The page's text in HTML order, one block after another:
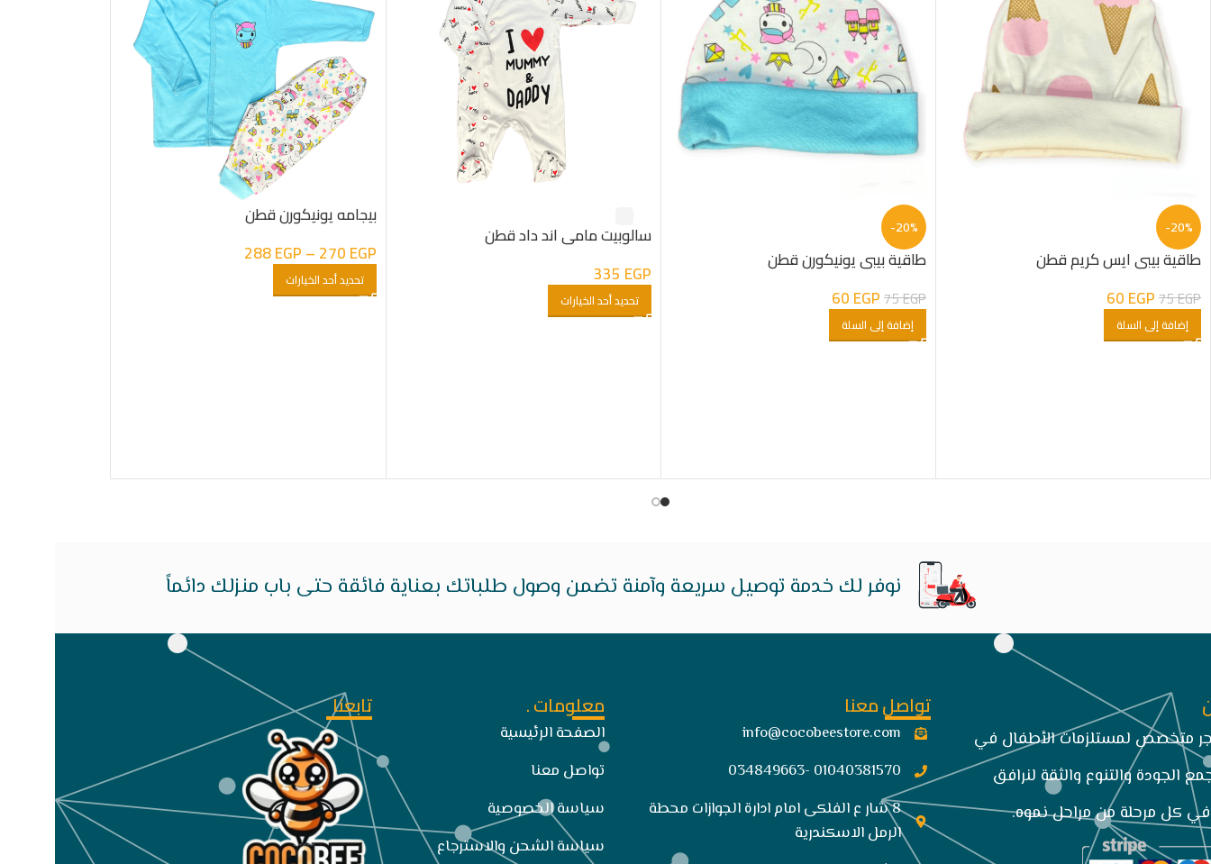
-20%
طاقية بيبى ايس كريم قطن
75EGP
60EGP
إضافة إلى السلة
-20%
طاقية بيبى يونيكورن قطن
75EGP
60EGP
إضافة إلى السلة
سالوبيت مامى اند داد قطن
335 EGP
تحديد أحد الخيارات
بيجامه يونيكورن قطن
270EGP
–
288EGP
تحديد أحد الخيارات
نوفر لك خدمة توصيل سريعة وآمنة تضمن وصول طلباتك بعناية فائقة حتى باب منزلك دائماً
متخصص لمستلزمات الأطفال في
الجودة والتنوع والثقة لنرافق
كل مرحلة من مراحل نموه.
تواصل معنا
info@cocobeestore.com​
01040381570 -034849663
8 شار ع الفلكى امام ادارة الجوازات محطة
الرمل الاسكندرية
معلومات .
الصفحة الرئيسية
تواصل معنا
سياسة الخصوصية
سياسة الشحن والاسترجاع
تابعنا